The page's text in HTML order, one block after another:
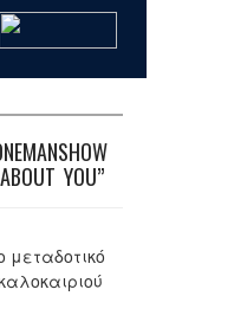
YOU”
μεταδοτικό